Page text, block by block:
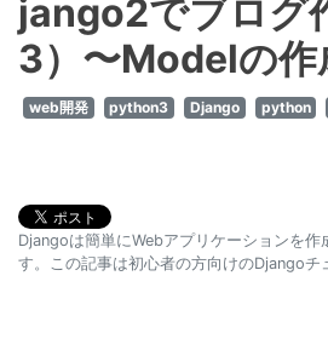
jango2でブログ
3）〜Modelの作
web開発 python3 Django python
Djangoは簡単にWebアプリケーションを
す。この記事は初心者の方向けのDjangoチ